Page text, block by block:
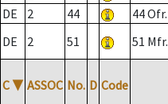
DE
2 44 44
DE
2 51 51
C ▼ ASSOC No. D Code